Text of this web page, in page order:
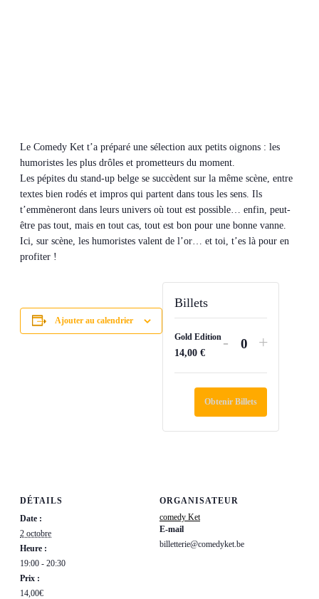
Le Comedy Ket t’a préparé une sélection aux petits oignons : les
humoristes les plus drôles et prometteurs du moment.
Les pépites du stand-up belge se succèdent sur la même scène, entre
textes bien rodés et impros qui partent dans tous les sens. Ils
t’emmèneront dans leurs univers où tout est possible… enfin, peut-
être pas tout, mais en tout cas, tout est bon pour une bonne vanne.
Ici, sur scène, les humoristes valent de l’or… et toi, t’es là pour en
profiter !
Ajouter au calendrier
DÉTAILS
Date :
2 octobre
Heure :
19:00 - 20:30
Prix :
14,00€
ORGANISATEUR
comedy Ket
E-mail
billetterie@comedyket.be
Billets
Gold Edition
14,00 €
Diminuer
de
billets
pour
- Quantité
billets
pour
+
Obtenir Billets